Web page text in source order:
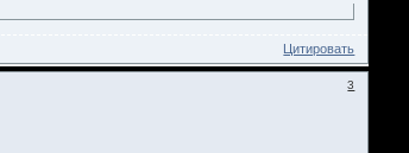
Цитировать
3